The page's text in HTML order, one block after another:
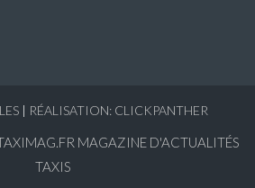
| RÉALISATION: CLICKPANTHER
MAGAZINE D'ACTUALITÉS
TAXIS